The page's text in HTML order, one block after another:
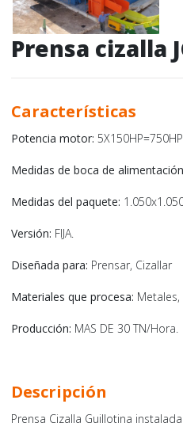
Prensa cizalla
Características
Potencia motor: 5X150HP=750HP
Medidas de boca de
Medidas del paquete:
Versión: FIJA.
Diseñada para: Prensar, Cizallar
Materiales que procesa:
Producción: MAS DE 30 TN/Hora.
Descripción
Prensa Cizalla Guillotina